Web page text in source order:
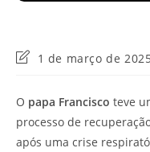
Última
post:
1 de março de
O papa Francisco teve
processo de
após uma crise